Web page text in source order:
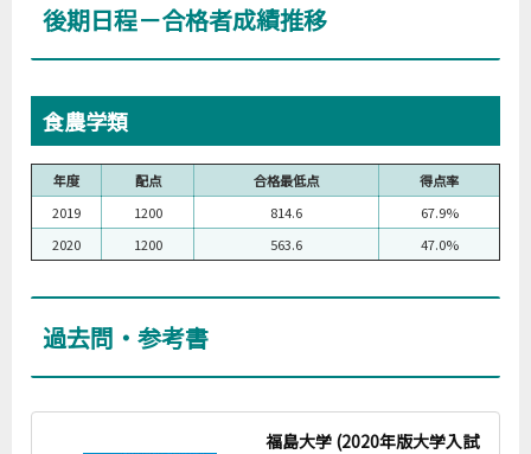
後期日程－合格者成績推移
食農学類
年度 配点 合格最低点
得点率
2019
1200 814.6
67.9%
2020
1200 563.6 47.0%
過去問・参考書
福島大学 (2020年版大学入試